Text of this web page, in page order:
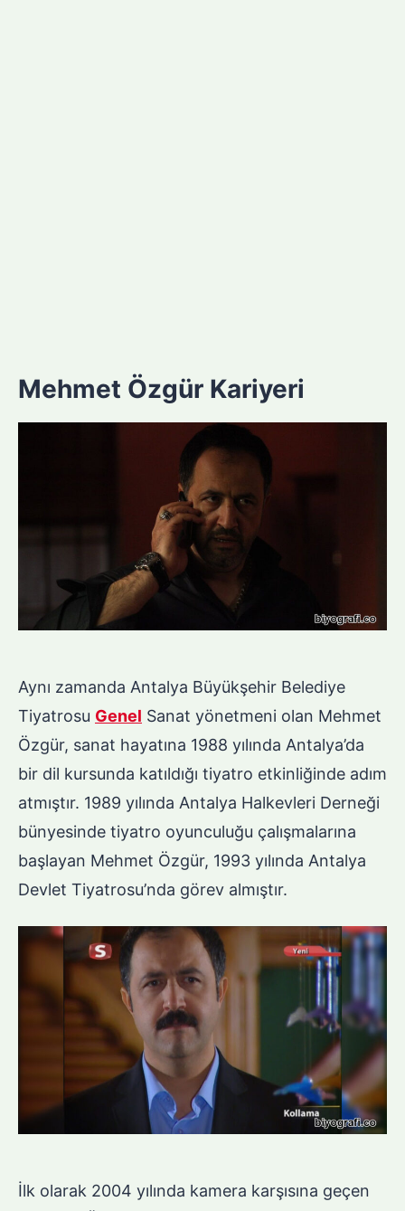
Mehmet Özgür Kariyeri
Aynı zamanda Antalya Büyükşehir Belediye
Tiyatrosu Genel Sanat yönetmeni olan Mehmet
Özgür, sanat hayatına 1988 yılında Antalya’da
bir dil kursunda katıldığı tiyatro etkinliğinde adım
atmıştır. 1989 yılında Antalya Halkevleri Derneği
bünyesinde tiyatro oyunculuğu çalışmalarına
başlayan Mehmet Özgür, 1993 yılında Antalya
Devlet Tiyatrosu’nda görev almıştır.
İlk olarak 2004 yılında kamera karşısına geçen